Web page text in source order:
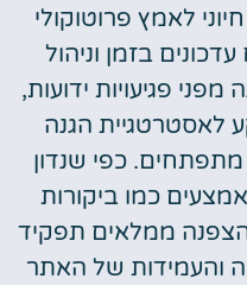
לאמץ פרוטוקולי
בזמן וניהול
פגיעויות ידועות,
לאסטרטגיית הגנה
מתפתחים. כפי שנדון
כמו ביקורות
הצפנה ממלאים תפקיד
והעמידות של האתר